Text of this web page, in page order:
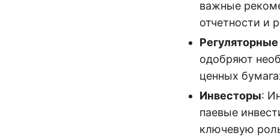
важные
отчетности и
одобряют
ценных
Инвесторы:
паевые
ключевую